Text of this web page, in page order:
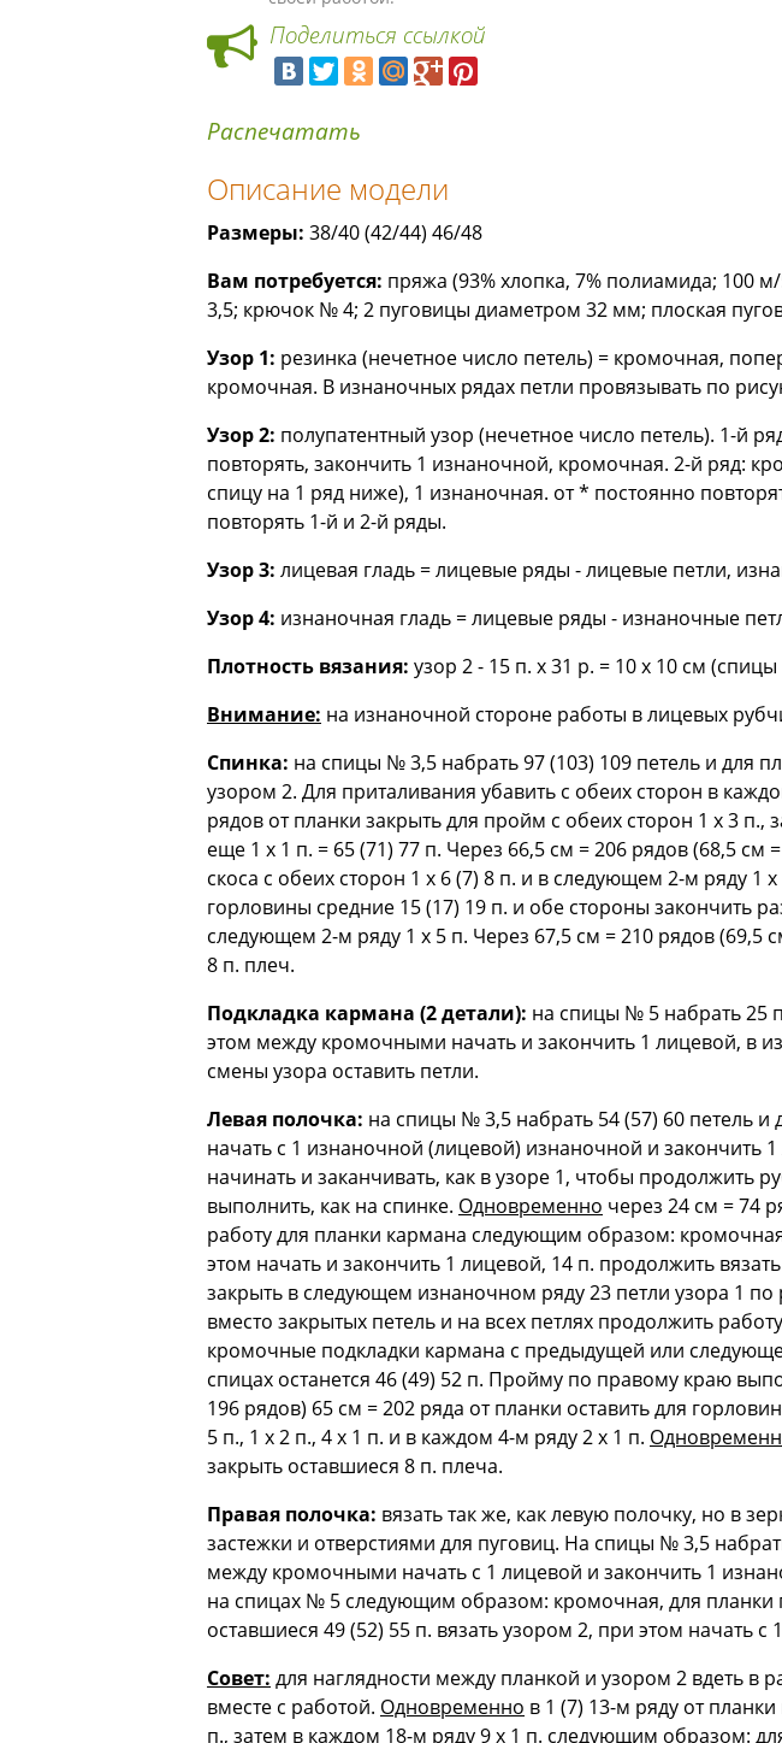
Поделиться ссылкой
Распечатать
Описание модели
Размеры: 38/40 (42/44) 46/48
Вам потребуется: пряжа (93% хлопка, 7% полиамида; 100
3,5; крючок № 4; 2 пуговицы диаметром 32 мм; плоская
Узор 1: резинка (нечетное число петель) = кромочная,
кромочная. В изнаночных рядах петли провязывать по
Узор 2: полупатентный узор (нечетное число петель). 1-й
повторять, закончить 1 изнаночной, кромочная. 2-й ряд:
спицу на 1 ряд ниже), 1 изнаночная. от * постоянно
повторять 1-й и 2-й ряды.
Узор 3: лицевая гладь = лицевые ряды - лицевые петли,
Узор 4: изнаночная гладь = лицевые ряды - изнаночные
Плотность вязания: узор 2 - 15 п. х 31 р. = 10 х 10 см
Внимание: на изнаночной стороне работы в лицевых
Спинка: на спицы № 3,5 набрать 97 (103) 109 петель и для
узором 2. Для приталивания убавить с обеих сторон в
рядов от планки закрыть для пройм с обеих сторон 1 х 3
еще 1 х 1 п. = 65 (71) 77 п. Через 66,5 см = 206 рядов (68,5
скоса с обеих сторон 1 х 6 (7) 8 п. и в следующем 2-м ряду 1
горловины средние 15 (17) 19 п. и обе стороны закончить
следующем 2-м ряду 1 х 5 п. Через 67,5 см = 210 рядов (69,5
8 п. плеч.
Подкладка кармана (2 детали): на спицы № 5 набрать 25
этом между кромочными начать и закончить 1 лицевой, в
смены узора оставить петли.
Левая полочка: на спицы № 3,5 набрать 54 (57) 60 петель
начать с 1 изнаночной (лицевой) изнаночной и
начинать и заканчивать, как в узоре 1, чтобы продолжить
выполнить, как на спинке. Одновременно через 24 см = 74
работу для планки кармана следующим образом:
этом начать и закончить 1 лицевой, 14 п. продолжить
закрыть в следующем изнаночном ряду 23 петли узора 1
вместо закрытых петель и на всех петлях продолжить
кромочные подкладки кармана с предыдущей или
спицах останется 46 (49) 52 п. Пройму по правому краю
196 рядов) 65 см = 202 ряда от планки оставить для
5 п., 1 х 2 п., 4 х 1 п. и в каждом 4-м ряду 2 х 1 п.
закрыть оставшиеся 8 п. плеча.
Правая полочка: вязать так же, как левую полочку, но в
застежки и отверстиями для пуговиц. На спицы № 3,5
между кромочными начать с 1 лицевой и закончить 1
на спицах № 5 следующим образом: кромочная, для планки
оставшиеся 49 (52) 55 п. вязать узором 2, при этом начать
Совет: для наглядности между планкой и узором 2 вдеть в
вместе с работой. Одновременно в 1 (7) 13-м ряду от
п., затем в каждом 18-м ряду 9 х 1 п. следующим образом: